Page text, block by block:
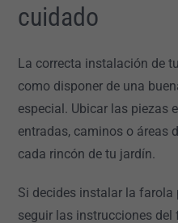
cuidado
La correcta instalación de
como disponer de una
especial. Ubicar las piezas
entradas, caminos o áreas
cada rincón de tu jardín.
Si decides instalar la farola
seguir las instrucciones del